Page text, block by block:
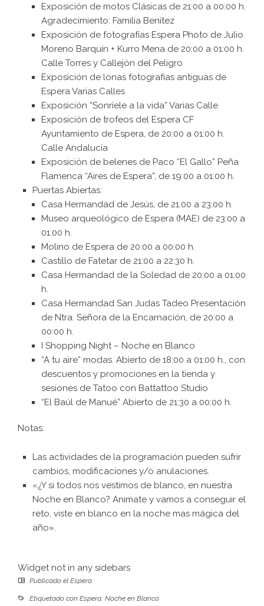
Exposición de motos Clásicas de 21:00 a 00:00 h.
Agradecimiento: Familia Benítez
Exposición de fotografías Espera Photo de Julio
Moreno Barquín + Kurro Mena de 20:00 a 01:00 h.
Calle Torres y Callejón del Peligro
Exposición de lonas fotografías antiguas de
Espera Varias Calles
Exposición “Sonríele a la vida” Varias Calle
Exposición de trofeos del Espera CF
Ayuntamiento de Espera, de 20:00 a 01:00 h.
Calle Andalucía
Exposición de belenes de Paco “El Gallo” Peña
Flamenca “Aires de Espera”, de 19:00 a 01:00 h.
Puertas Abiertas:
Casa Hermandad de Jesús, de 21:00 a 23:00 h.
Museo arqueológico de Espera (MAE) de 23:00 a
01:00 h.
Molino de Espera de 20:00 a 00:00 h.
Castillo de Fatetar de 21:00 a 22:30 h.
Casa Hermandad de la Soledad de 20:00 a 01:00
h.
Casa Hermandad San Judas Tadeo Presentación
de Ntra. Señora de la Encarnación, de 20:00 a
00:00 h.
I Shopping Night – Noche en Blanco
“A tu aire” modas. Abierto de 18:00 a 01:00 h., con
descuentos y promociones en la tienda y
sesiones de Tatoo con Battattoo Studio
“El Baúl de Manué” Abierto de 21:30 a 00:00 h.
Notas:
Las actividades de la programación pueden sufrir
cambios, modificaciones y/o anulaciones.
«¿Y si todos nos vestimos de blanco, en nuestra
Noche en Blanco? Animate y vamos a conseguir el
reto, viste en blanco en la noche mas mágica del
año».
Widget not in any sidebars
Publicado el Espera
Etiquetado con Espera, Noche en Blanco